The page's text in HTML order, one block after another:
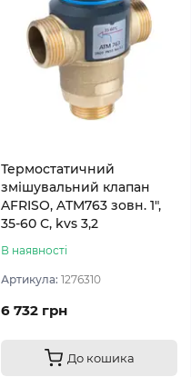
Термостатичний
змішувальний клапан
AFRISO, ATM763 зовн. 1",
35-60 С, kvs 3,2
В наявності
Артикула: 1276310
6 732 грн
До кошика